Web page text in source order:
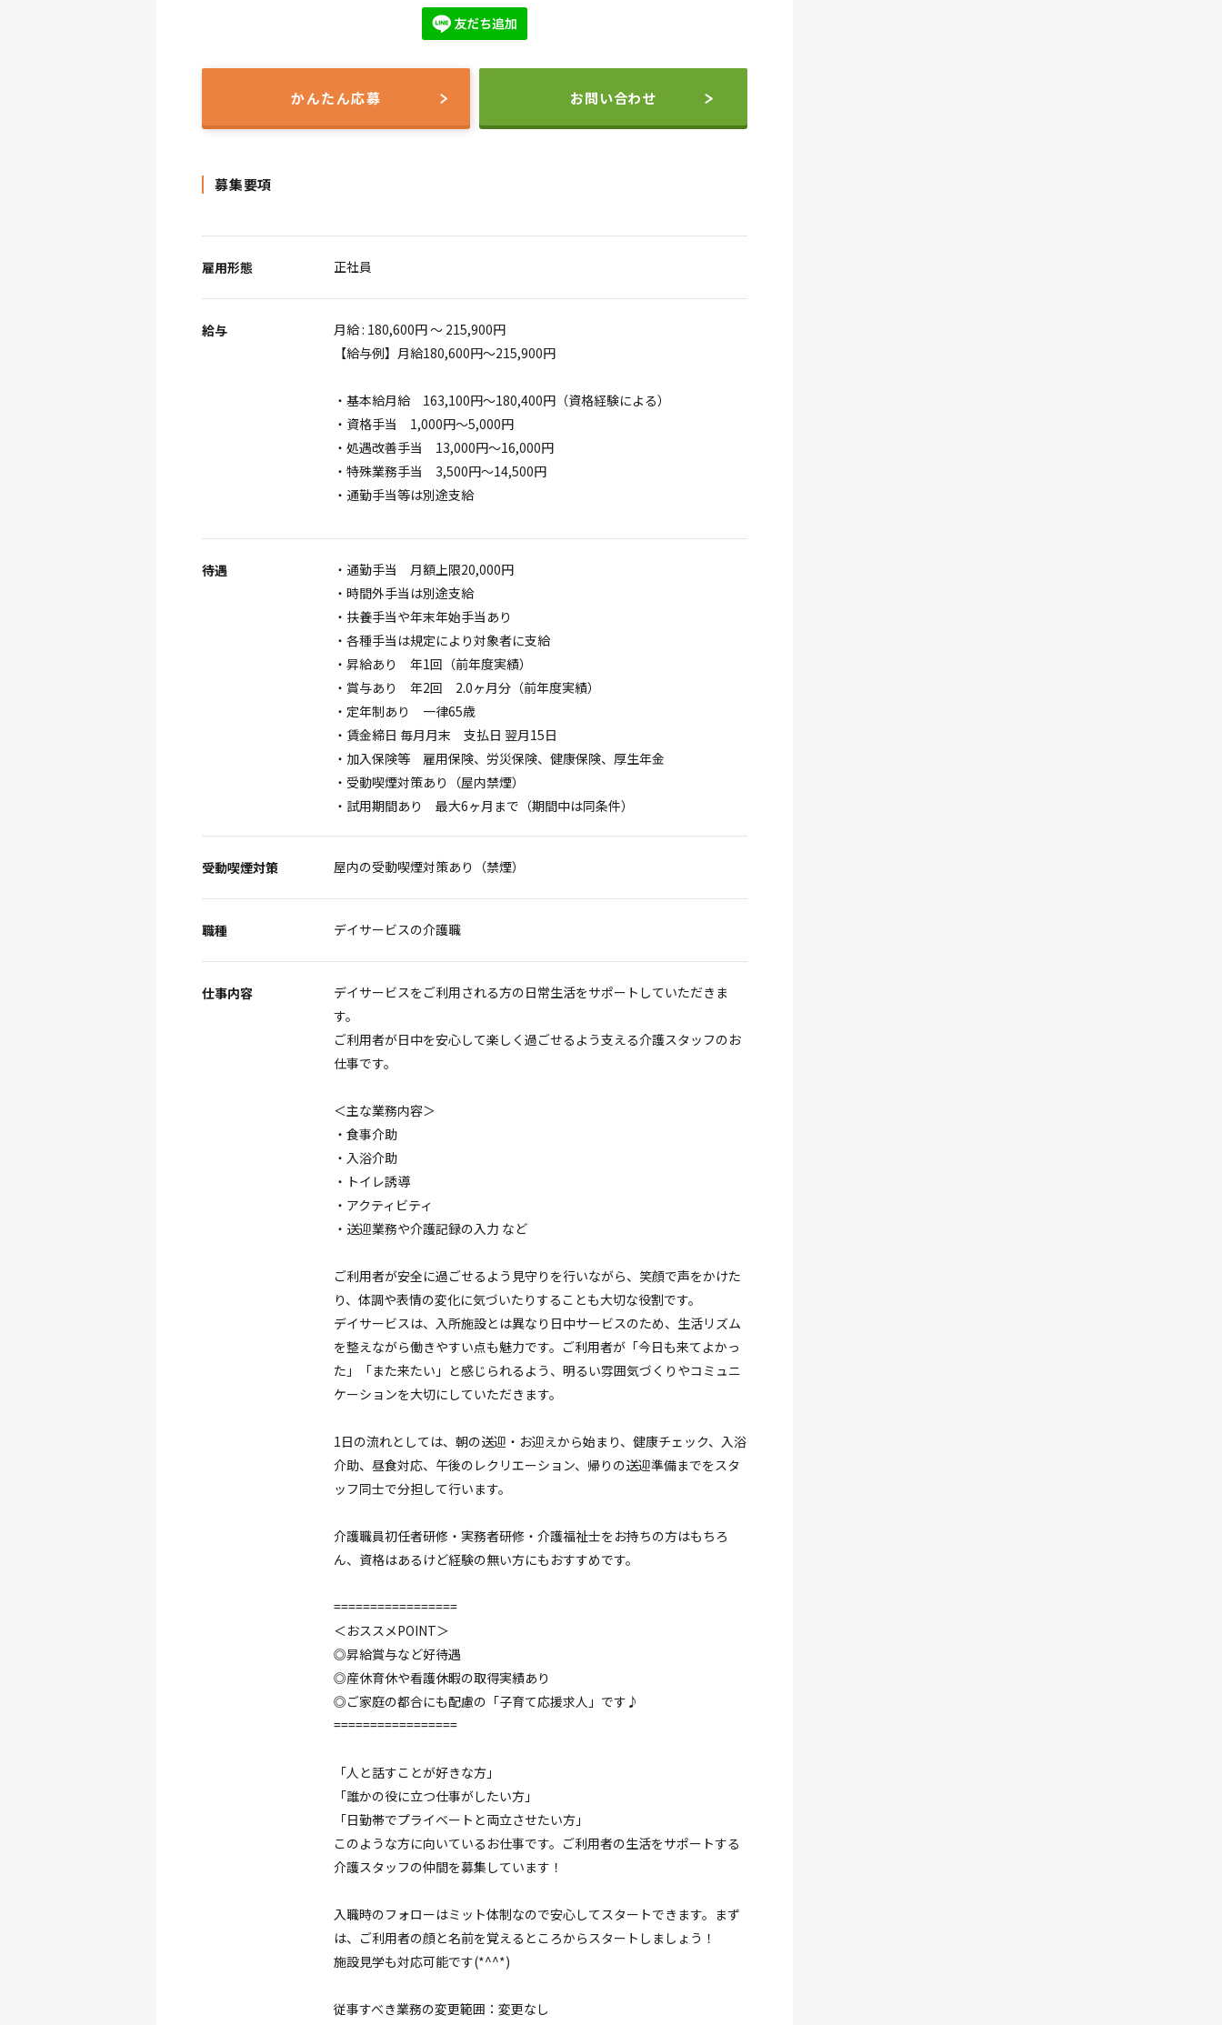
かんたん応募 お問い合わせ
募集要項
雇用形態 正社員
給与
月給 : 180,600円 ～ 215,900円
【給与例】月給180,600円～215,900円
・基本給月給 163,100円～180,400円（資格経験による）
・資格手当 1,000円～5,000円
・処遇改善手当 13,000円～16,000円
・特殊業務手当 3,500円～14,500円
・通勤手当等は別途支給
待遇
・通勤手当 月額上限20,000円
・時間外手当は別途支給
・扶養手当や年末年始手当あり
・各種手当は規定により対象者に支給
・昇給あり 年1回（前年度実績）
・賞与あり 年2回 2.0ヶ月分（前年度実績）
・定年制あり 一律65歳
・賃金締日 毎月月末 支払日 翌月15日
・加入保険等 雇用保険、労災保険、健康保険、厚生年金
・受動喫煙対策あり（屋内禁煙）
・試用期間あり 最大6ヶ月まで（期間中は同条件）
受動喫煙対策 屋内の受動喫煙対策あり（禁煙）
職種 デイサービスの介護職
仕事内容
デイサービスをご利用される方の日常生活をサポートしていただきま
す。
ご利用者が日中を安心して楽しく過ごせるよう支える介護スタッフのお
仕事です。
＜主な業務内容＞
・食事介助
・入浴介助
・トイレ誘導
・アクティビティ
・送迎業務や介護記録の入力 など
ご利用者が安全に過ごせるよう見守りを行いながら、笑顔で声をかけた
り、体調や表情の変化に気づいたりすることも大切な役割です。
デイサービスは、入所施設とは異なり日中サービスのため、生活リズム
を整えながら働きやすい点も魅力です。ご利用者が「今日も来てよかっ
た」「また来たい」と感じられるよう、明るい雰囲気づくりやコミュニ
ケーションを大切にしていただきます。
1日の流れとしては、朝の送迎・お迎えから始まり、健康チェック、入浴
介助、昼食対応、午後のレクリエーション、帰りの送迎準備までをスタ
ッフ同士で分担して行います。
介護職員初任者研修・実務者研修・介護福祉士をお持ちの方はもちろ
ん、資格はあるけど経験の無い方にもおすすめです。
=================
＜おススメPOINT＞
◎昇給賞与など好待遇
◎産休育休や看護休暇の取得実績あり
◎ご家庭の都合にも配慮の「子育て応援求人」です♪
=================
「人と話すことが好きな方」
「誰かの役に立つ仕事がしたい方」
「日勤帯でプライベートと両立させたい方」
このような方に向いているお仕事です。ご利用者の生活をサポートする
介護スタッフの仲間を募集しています！
入職時のフォローはミット体制なので安心してスタートできます。まず
は、ご利用者の顔と名前を覚えるところからスタートしましょう！
施設見学も対応可能です(*^^*)
従事すべき業務の変更範囲：変更なし